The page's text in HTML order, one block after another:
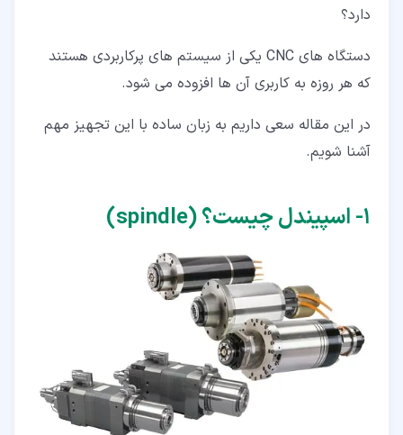
۲‏-‏۲‏- اسپیندل های کوپل مستقیم (direct drive type)
۳‏- اجزای اسپیندل
دارد؟
دستگاه های CNC یکی از سیستم های پرکاربردی هستند
که هر روزه به کاربری آن ها افزوده می شود.
در این مقاله سعی داریم به زبان ساده با این تجهیز مهم
آشنا شویم.
۱‏- اسپیندل چیست؟ (spindle)